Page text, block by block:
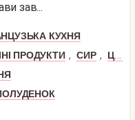
зав...
КУХНЯ
ПРОДУКТИ , СИР ,
ЦИБУЛЯ